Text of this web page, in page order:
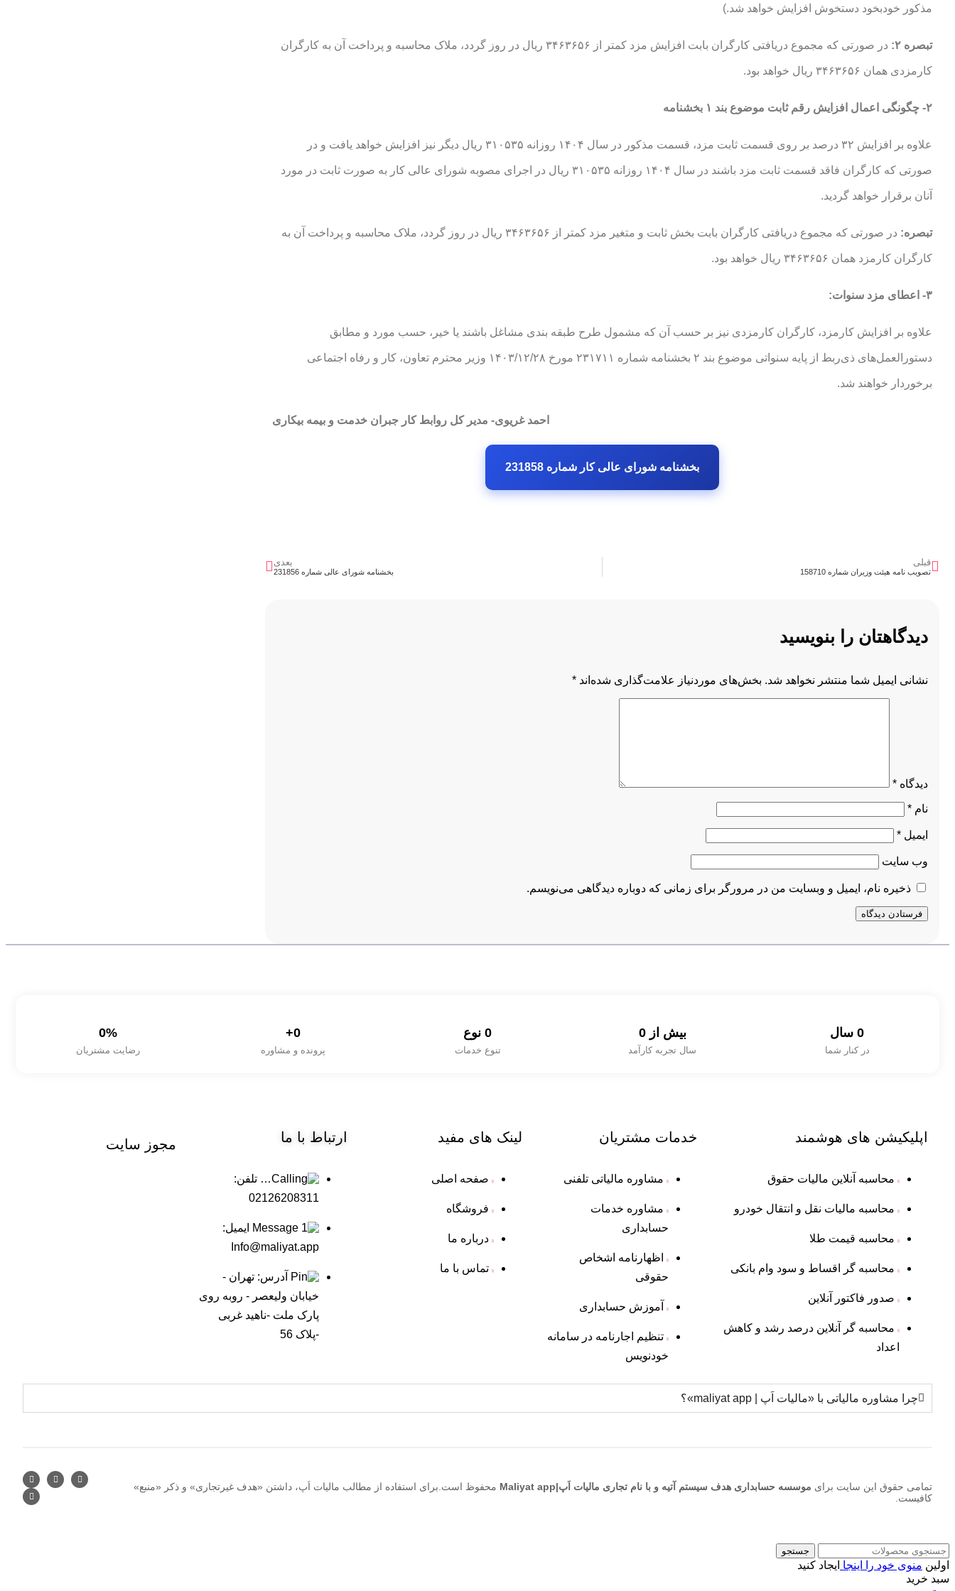
مذکور خودبخود دستخوش افزایش خواهد شد.)
تبصره ۲: در صورتی که مجموع دریافتی کارگران بابت افزایش مزد کمتر از ۳۴۶۳۶۵۶ ریال در روز گردد، ملاک محاسبه و پرداخت آن به کارگران
کارمزدی همان ۳۴۶۳۶۵۶ ریال خواهد بود.
۲- چگونگی اعمال افزایش رقم ثابت موضوع بند ۱ بخشنامه
علاوه بر افزایش ۳۲ درصد بر روی قسمت ثابت مزد، قسمت مذکور در سال ۱۴۰۴ روزانه ۳۱۰۵۳۵ ریال دیگر نیز افزایش خواهد یافت و در
صورتی که کارگران فاقد قسمت ثابت مزد باشند در سال ۱۴۰۴ روزانه ۳۱۰۵۳۵ ریال در اجرای مصوبه شورای عالی کار به صورت ثابت در مورد
آنان برقرار خواهد گردید.
تبصره: در صورتی که مجموع دریافتی کارگران بابت بخش ثابت و متغیر مزد کمتر از ۳۴۶۳۶۵۶ ریال در روز گردد، ملاک محاسبه و پرداخت آن به
کارگران کارمزد همان ۳۴۶۳۶۵۶ ریال خواهد بود.
۳- اعطای مزد سنوات:
علاوه بر افزایش کارمزد، کارگران کارمزدی نیز بر حسب آن که مشمول طرح طبقه بندی مشاغل باشند یا خیر، حسب مورد و مطابق
دستورالعمل‌های ذی‌ربط از پایه سنواتی موضوع بند ۲ بخشنامه شماره ۲۳۱۷۱۱ مورخ ۱۴۰۳/۱۲/۲۸ وزیر محترم تعاون، کار و رفاه اجتماعی
برخوردار خواهند شد.
احمد غریوی- مدیر کل روابط کار جبران خدمت و بیمه بیکاری
بخشنامه شورای عالی کار شماره 231858
قبلی
تصویب نامه هیئت وزیران شماره 158710
بعدی
بخشنامه شورای عالی شماره 231856
دیدگاهتان را بنویسید
نشانی ایمیل شما منتشر نخواهد شد. بخش‌های موردنیاز علامت‌گذاری شده‌اند *
دیدگاه *
نام *
ایمیل *
وب‌ سایت
ذخیره نام، ایمیل و وبسایت من در مرورگر برای زمانی که دوباره دیدگاهی می‌نویسم.
در کنار شما
0
سال تجربه کارآمد
بیش از 0
تنوع خدمات
0
پرونده و مشاوره
0
+
رضایت مشتریان
%
0
اپلیکیشن های هوشمند
محاسبه آنلاین مالیات حقوق
محاسبه مالیات نقل و انتقال خودرو
محاسبه قیمت طلا
محاسبه گر اقساط و سود وام بانکی
صدور فاکتور آنلاین
محاسبه گر آنلاین درصد رشد و کاهش
اعداد
خدمات مشتریان
مشاوره مالیاتی تلفنی
مشاوره خدمات
حسابداری
اظهارنامه اشخاص
حقوقی
آموزش حسابداری
تنظیم اجارنامه در سامانه
خودنویس
لینک های مفید
صفحه اصلی
فروشگاه
درباره ما
تماس با ما
ارتباط با ما
تلفن:
02126208311
ایمیل:
Info@maliyat.app
آدرس: تهران -
خیابان ولیعصر - روبه روی
پارک ملت -ناهید غربی
-پلاک 56
مجوز سایت
چرا مشاوره مالیاتی با «مالیات اَپ | maliyat app»؟
تمامی حقوق این سایت برای موسسه حسابداری هدف سیستم آتیه و با نام تجاری مالیات اَپ|Maliyat app
محفوظ است.برای استفاده از مطالب مالیات اَپ، داشتن «هدف غیرتجاری» و ذکر «منبع»
کافیست.
جستجو
اولین منوی خود را اینجا ایجاد کنید
سبد خرید